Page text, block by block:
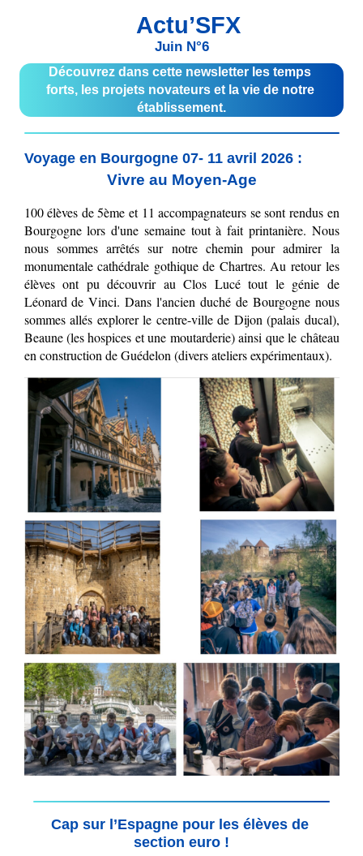
  Actu’SFX
Juin N°6
Découvrez dans cette newsletter les temps
forts, les projets novateurs et la vie de notre
établissement.
Voyage en Bourgogne 07- 11 avril 2026 :
Vivre au Moyen-Age
100 élèves de 5ème et 11 accompagnateurs se sont rendus en
Bourgogne lors d'une semaine tout à fait printanière. Nous
nous sommes arrêtés sur notre chemin pour admirer la
monumentale cathédrale gothique de Chartres. Au retour les
élèves ont pu découvrir au Clos Lucé tout le génie de
Léonard de Vinci. Dans l'ancien duché de Bourgogne nous
sommes allés explorer le centre-ville de Dijon (palais ducal),
Beaune (les hospices et une moutarderie) ainsi que le château
en construction de Guédelon (divers ateliers expérimentaux).
Cap sur l’Espagne pour les élèves de
section euro !